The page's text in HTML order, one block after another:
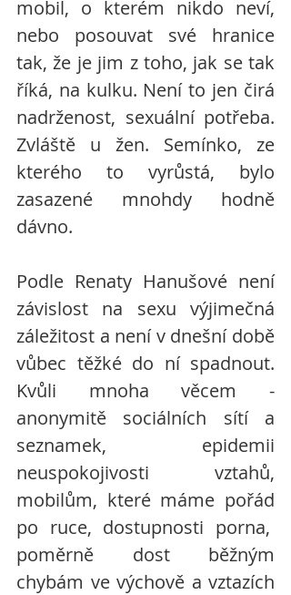
mobil, o kterém nikdo neví,
nebo posouvat své hranice
tak, že je jim z toho, jak se tak
říká, na kulku. Není to jen čirá
nadrženost, sexuální potřeba.
Zvláště u žen. Semínko, ze
kterého to vyrůstá, bylo
zasazené mnohdy hodně
dávno.
Podle Renaty Hanušové není
závislost na sexu výjimečná
záležitost a není v dnešní době
vůbec těžké do ní spadnout.
Kvůli mnoha věcem -
anonymitě sociálních sítí a
seznamek, epidemii
neuspokojivosti vztahů,
mobilům, které máme pořád
po ruce, dostupnosti porna,
poměrně dost běžným
chybám ve výchově a vztazích